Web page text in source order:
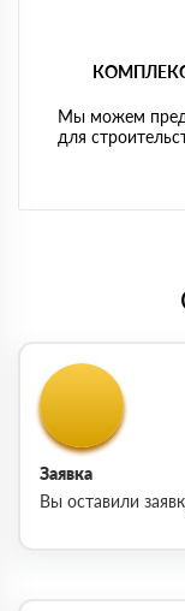
Мы можем
для
Заявка
Вы оставили